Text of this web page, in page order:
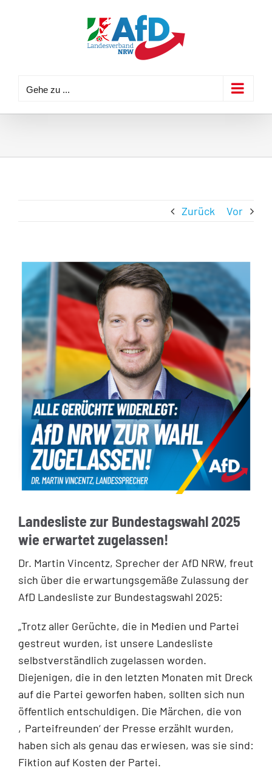
Gehe zu ...
Zurück Vor
Landesliste zur Bundestagswahl 2025
wie erwartet zugelassen!
Dr. Martin Vincentz, Sprecher der AfD NRW, freut
sich über die erwartungsgemäße Zulassung der
AfD Landesliste zur Bundestagswahl 2025:
„Trotz aller Gerüchte, die in Medien und Partei
gestreut wurden, ist unsere Landesliste
selbstverständlich zugelassen worden.
Diejenigen, die in den letzten Monaten mit Dreck
auf die Partei geworfen haben, sollten sich nun
öffentlich entschuldigen. Die Märchen, die von
‚Parteifreunden‘ der Presse erzählt wurden,
haben sich als genau das erwiesen, was sie sind:
Fiktion auf Kosten der Partei.